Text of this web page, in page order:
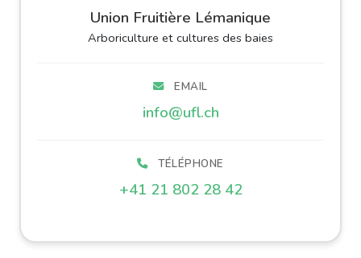
Union Fruitière Lémanique
Arboriculture et cultures des baies
EMAIL
info@ufl.ch
TÉLÉPHONE
+41 21 802 28 42